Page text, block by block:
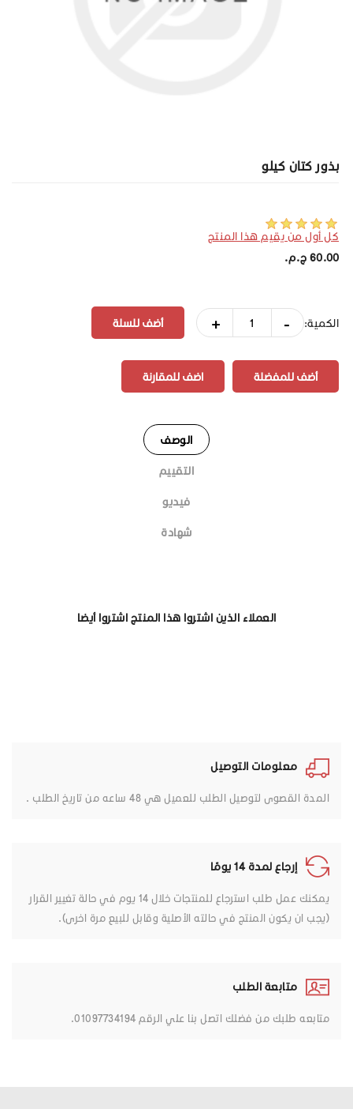
بذور كتان كيلو
كل أول من يقيم هذا المنتج
60.00 ج.م.‏
الكمية: -
+
أضف للمفضلة اضف للمقارنة
الوصف
التقييم
فيديو
شهادة
العملاء الذين اشتروا هذا المنتج اشتروا أيضا
معلومات التوصيل
المدة القصوى لتوصيل الطلب للعميل هي 48 ساعه من تاريخ الطلب .
إرجاع لمدة 14 يومًا
يمكنك عمل طلب استرجاع للمنتجات خلال 14 يوم في حالة تغيير القرار
(يجب ان يكون المنتج في حالته الأصلية وقابل للبيع مرة اخرى).
متابعة الطلب
متابعه طلبك من فضلك اتصل بنا علي الرقم 01097734194.